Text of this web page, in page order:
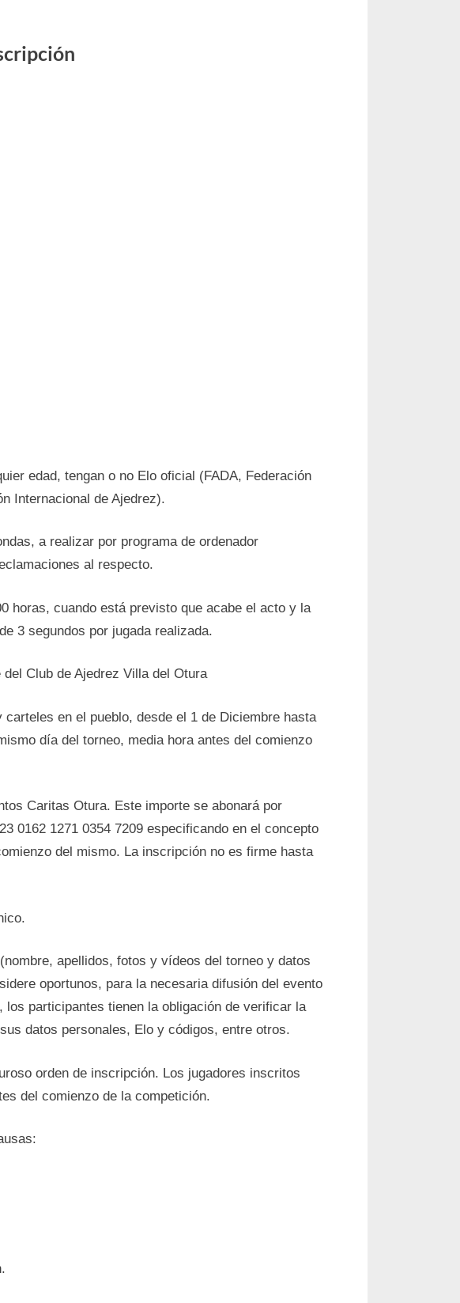
edad, tengan o no Elo oficial (FADA, Federación
Internacional de Ajedrez).
a realizar por programa de ordenador
al respecto.
horas, cuando está previsto que acabe el acto y la
3 segundos por jugada realizada.
Club de Ajedrez Villa del Otura
en el pueblo, desde el 1 de Diciembre hasta
día del torneo, media hora antes del comienzo
Caritas Otura. Este importe se abonará por
0162 1271 0354 7209 especificando en el concepto
del mismo. La inscripción no es firme hasta
apellidos, fotos y vídeos del torneo y datos
oportunos, para la necesaria difusión del evento
participantes tienen la obligación de verificar la
datos personales, Elo y códigos, entre otros.
orden de inscripción. Los jugadores inscritos
del comienzo de la competición.